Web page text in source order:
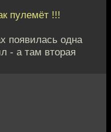
пулемёт !!!
появилась одна
- а там вторая